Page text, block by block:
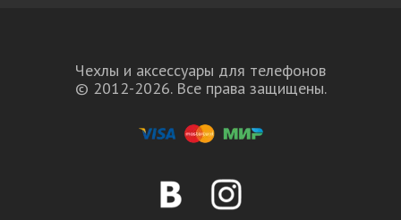
Чехлы и аксессуары для телефонов
© 2012-2026. Все права защищены.